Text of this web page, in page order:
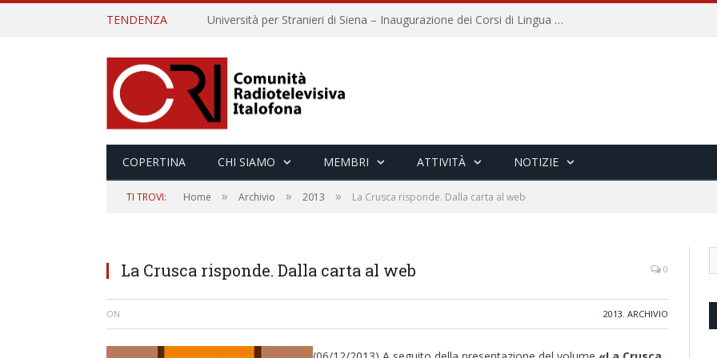
TENDENZA Università per Stranieri di Siena – Inaugurazione dei Corsi di Lingua e Cultura Italiana, 109a annata
COPERTINA CHI SIAMO MEMBRI ATTIVITÀ NOTIZIE
TI TROVI: Home » Archivio » 2013 » La Crusca risponde. Dalla carta al web
La Crusca risponde. Dalla carta al web 0
ON 2013, ARCHIVIO